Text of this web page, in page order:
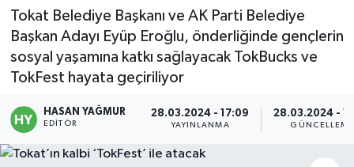
Tokat Belediye Başkanı ve AK Parti Belediye
Başkan Adayı Eyüp Eroğlu, önderliğinde gençlerin
sosyal yaşamına katkı sağlayacak TokBucks ve
TokFest hayata geçiriliyor
HASAN YAĞMUR
EDITÖR
28.03.2024 - 17:09
YAYINLANMA
28.03.2024 -
GÜNCELLEME
Gündem
Kadın
TFF 3.Lig 2.Grup Puan Durumu ve Fikstür
Tüm Manşetler